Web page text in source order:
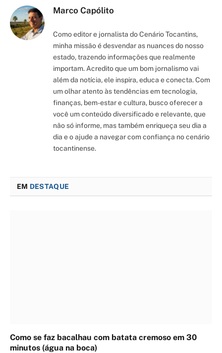
Marco Capólito
Como editor e jornalista do Cenário Tocantins,
minha missão é desvendar as nuances do nosso
estado, trazendo informações que realmente
importam. Acredito que um bom jornalismo vai
além da notícia, ele inspira, educa e conecta. Com
um olhar atento às tendências em tecnologia,
finanças, bem-estar e cultura, busco oferecer a
você um conteúdo diversificado e relevante, que
não só informe, mas também enriqueça seu dia a
dia e o ajude a navegar com confiança no cenário
tocantinense.
EM DESTAQUE
Como se faz bacalhau com batata cremoso em 30
minutos (água na boca)